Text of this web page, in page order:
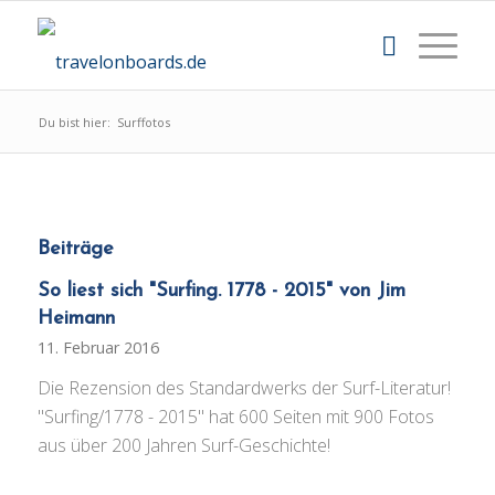
Du bist hier: Surffotos
Beiträge
So liest sich "Surfing. 1778 - 2015" von Jim
Heimann
11. Februar 2016
Die Rezension des Standardwerks der Surf-Literatur!
"Surfing/1778 - 2015" hat 600 Seiten mit 900 Fotos
aus über 200 Jahren Surf-Geschichte!